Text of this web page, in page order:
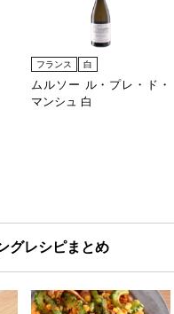
フランス 白
ムルソー ル・プレ・ド・
マンシュ 白
グレシピまとめ